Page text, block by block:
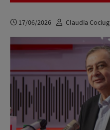
17/06/2026 Claudia Cociug